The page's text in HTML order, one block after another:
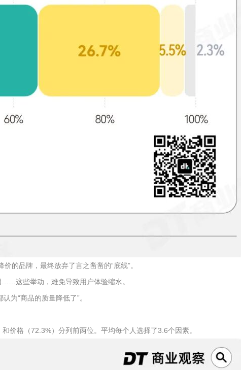
的品牌，最终放弃了言之凿凿的“底线”。
这些举动，难免导致用户体验缩水。
为“商品的质量降低了”。
价格（72.3%）分列前两位。平均每个人选择了3.6个因素。